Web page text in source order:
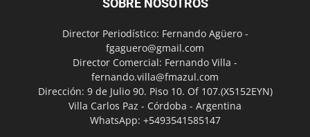
SOBRE NOSOTROS
Director Periodístico: Fernando Agüero -
fgaguero@gmail.com
Director Comercial: Fernando Villa -
fernando.villa@fmazul.com
Dirección: 9 de Julio 90. Piso 10. Of 107.(X5152EYN)
Villa Carlos Paz - Córdoba - Argentina
WhatsApp: +5493541585147